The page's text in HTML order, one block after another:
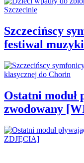
Szczecińscy
festiwal
Ostatni moduł
zwodowany